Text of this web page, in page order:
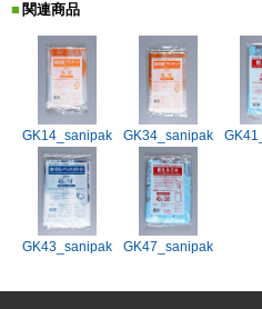
関連商品
GK14_sanipak GK34_sanipak
GK43_sanipak GK47_sanipak